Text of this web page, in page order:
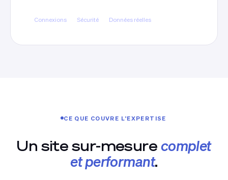
Connexions Sécurité Données réelles
CE QUE COUVRE L'EXPERTISE
Un site sur-mesure complet
et performant.